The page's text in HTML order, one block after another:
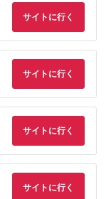
サイトに行く
サイトに行く
サイトに行く
サイトに行く